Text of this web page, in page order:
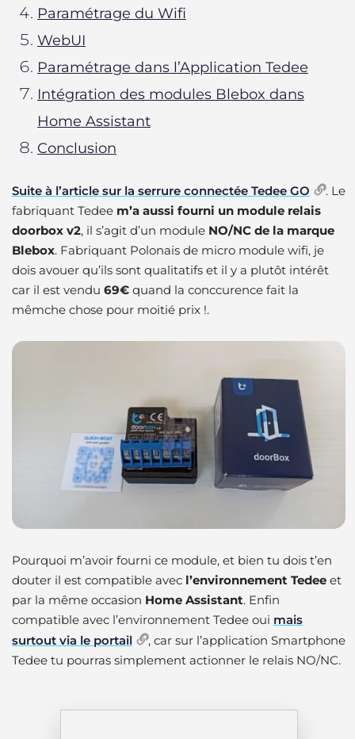
Paramétrage du Wifi
WebUI
Paramétrage dans l’Application Tedee
Intégration des modules Blebox dans
Home Assistant
Conclusion
Suite à l’article sur la serrure connectée Tedee GO
. Le
fabriquant Tedee m’a aussi fourni un module relais
doorbox v2, il s’agit d’un module NO/NC de la marque
Blebox. Fabriquant Polonais de micro module wifi, je
dois avouer qu’ils sont qualitatifs et il y a plutôt intérêt
car il est vendu 69€ quand la conccurence fait la
mêmche chose pour moitié prix !.
Pourquoi m’avoir fourni ce module, et bien tu dois t’en
douter il est compatible avec l’environnement Tedee et
par la même occasion Home Assistant. Enfin
compatible avec l’environnement Tedee oui mais
surtout via le portail
, car sur l’application Smartphone
Tedee tu pourras simplement actionner le relais NO/NC.